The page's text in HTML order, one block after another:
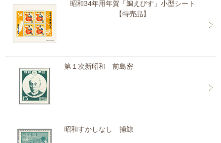
昭和34年用年賀「鯛えびす」小型シート
【特売品】
第１次新昭和 前島密
昭和すかしなし 捕鯨